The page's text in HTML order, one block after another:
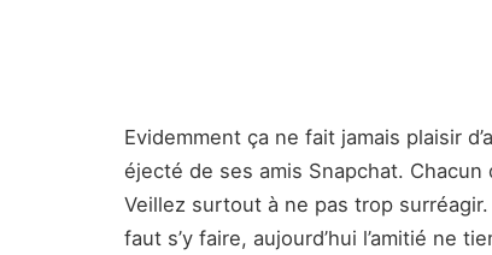
Evidemment ça ne fait jamais plaisir
éjecté de ses amis Snapchat.
Veillez surtout à ne pas trop
faut s’y faire, aujourd’hui l’amitié ne